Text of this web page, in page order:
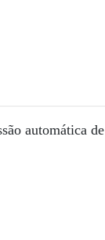
automática de